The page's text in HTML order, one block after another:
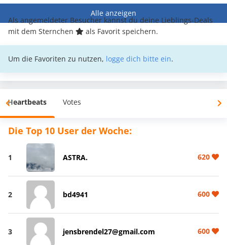
Alle anzeigen
Als angemeldeter Besucher kannst du deine Lieblings-Deals
mit dem Sternchen
als Favorit speichern.
Um die Favoriten zu nutzen, logge dich bitte ein.
Heartbeats Votes
Die Top 10 User der Woche:
1 ASTRA. 620
2 bd4941 600
3 jensbrendel27@gmail.com 600